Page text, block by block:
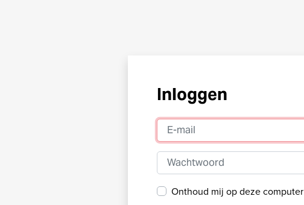
Inloggen
E-mail
Wachtwoord
Onthoud mij op deze computer